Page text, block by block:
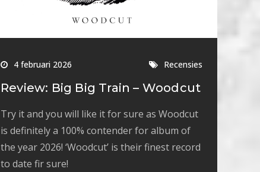
4 februari 2026 Recensies
Review: Big Big Train – Woodcut
Try it and you will like it for sure as Woodcut
is definitely a 100% contender for album of
the year 2026! ‘Woodcut’ is their finest record
to date fir sure!